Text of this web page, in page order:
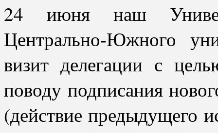
24 июня наш
Центрально-Южного
визит делегации с
поводу подписания
(действие предыдущего